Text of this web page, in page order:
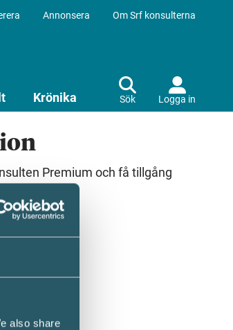
also share
Annonsera Om Srf konsulterna
Krönika Sök Logga in
Premium och få tillgång